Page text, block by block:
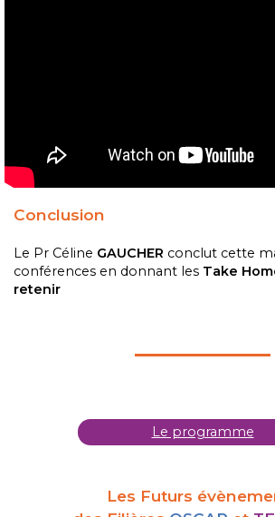
Conclusion
Le Pr Céline GAUCHER conclut cette
conférences en donnant les Take
retenir
Le programme
Les Futurs